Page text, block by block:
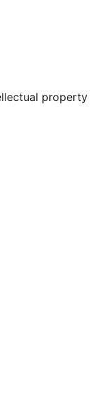
property